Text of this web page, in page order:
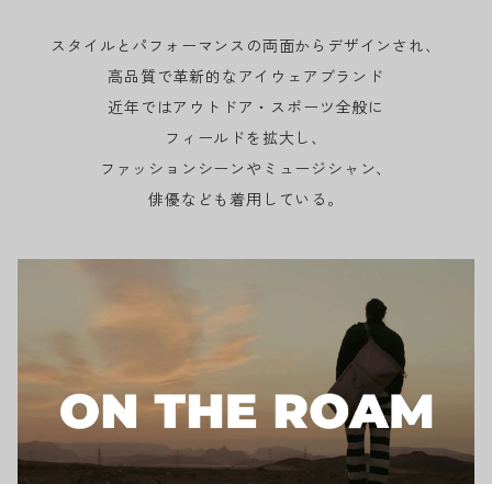
スタイルとパフォーマンスの両面からデザインされ、
高品質で革新的なアイウェアブランド
近年ではアウトドア・スポーツ全般に
フィールドを拡大し、
ファッションシーンやミュージシャン、
俳優なども着用している。